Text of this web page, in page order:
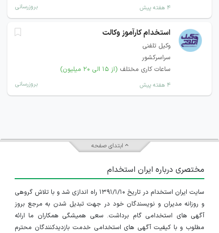
۴ هفته پیش بروزرسانی
استخدام کارآموز وکالت
وکیل تلفنی
سراسرکشور
ساعات کاری مختلف (از ۱۵ الی ۲۰ میلیون)
۴ هفته پیش بروزرسانی
ابتدای صفحه
مختصری درباره ایران استخدام
سایت ایران استخدام در تاریخ ۱۳۹۱/۱/۱۰ راه اندازی شد و با تلاش گروهی
و روزانه مدیران و نویسندگان خود در جهت تبدیل شدن به مرجع بروز
آگهی های استخدامی گام برداشت. سعی همیشگی همکاران ما ارائه
مطلوب و با کیفیت آگهی های استخدامی خدمت بازدیدکنندگان محترم